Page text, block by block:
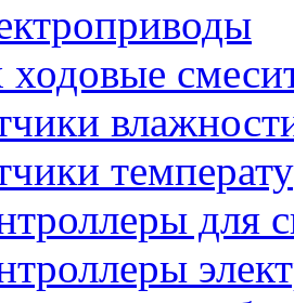
ходовые
для